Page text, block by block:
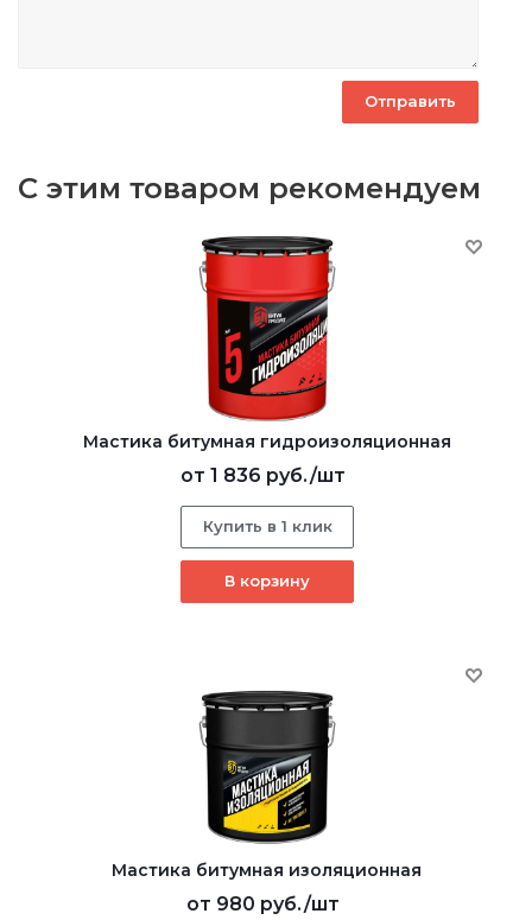
С этим товаром рекомендуем
Мастика битумная гидроизоляционная
от 1 836 руб./шт
Купить в 1 клик
В корзину
Мастика битумная изоляционная
от 980 руб./шт